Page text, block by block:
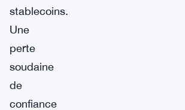
stablecoins.
Une
perte
soudaine
de
confiance